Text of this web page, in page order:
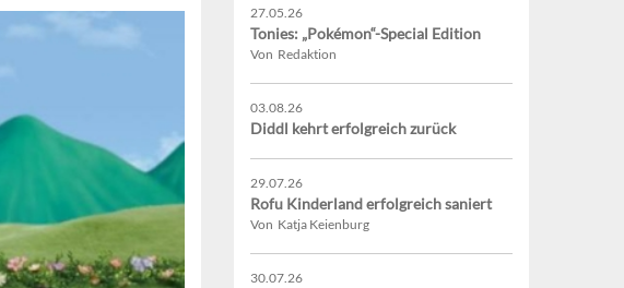
27.05.26
Tonies: „Pokémon“-Special Edition
Von Redaktion
03.08.26
Diddl kehrt erfolgreich zurück
29.07.26
Rofu Kinderland erfolgreich saniert
Von Katja Keienburg
30.07.26